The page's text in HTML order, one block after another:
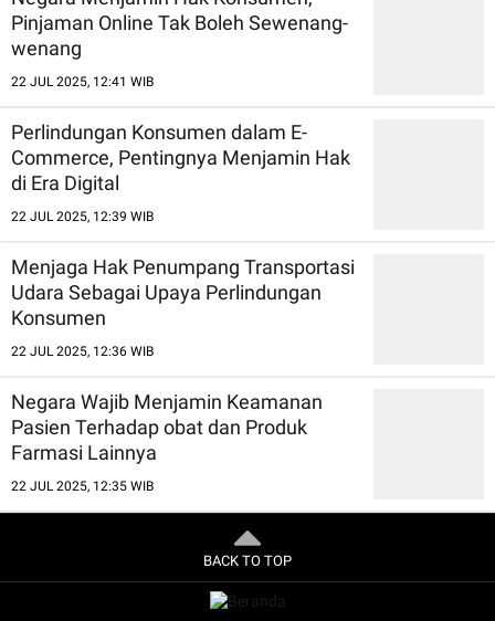
Pinjaman Online Tak Boleh Sewenang-
wenang
22 JUL 2025, 12:41 WIB
Perlindungan Konsumen dalam E-
Commerce, Pentingnya Menjamin Hak
di Era Digital
22 JUL 2025, 12:39 WIB
Menjaga Hak Penumpang Transportasi
Udara Sebagai Upaya Perlindungan
Konsumen
22 JUL 2025, 12:36 WIB
Negara Wajib Menjamin Keamanan
Pasien Terhadap obat dan Produk
Farmasi Lainnya
22 JUL 2025, 12:35 WIB
BACK TO TOP